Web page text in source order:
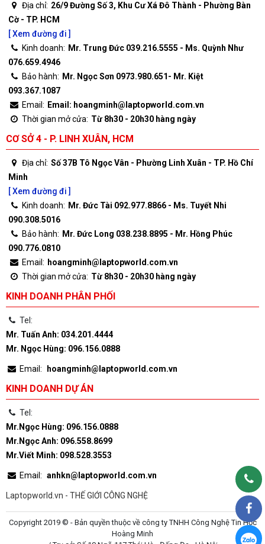
Địa chỉ: 26/9 Đường Số 3, Khu Cư Xá Đô Thành - Phường Bàn
Cờ - TP. HCM
[ Xem đường đi ]
Kinh doanh: Mr. Trung Đức 039.216.5555 - Ms. Quỳnh Như
076.659.4946
Bảo hành: Mr. Ngọc Sơn 0973.980.651- Mr. Kiệt
093.367.1087
Email: Email: hoangminh@laptopworld.com.vn
Thời gian mở cửa: Từ 8h30 - 20h30 hàng ngày
CƠ SỞ 4 - P. LINH XUÂN, HCM
Địa chỉ: Số 37B Tô Ngọc Vân - Phường Linh Xuân - TP. Hồ Chí
Minh
[ Xem đường đi ]
Kinh doanh: Mr. Đức Tài 092.977.8866 - Ms. Tuyết Nhi
090.308.5016
Bảo hành: Mr. Đức Long 038.238.8895 - Mr. Hồng Phúc
090.776.0810
Email: hoangminh@laptopworld.com.vn
Thời gian mở cửa: Từ 8h30 - 20h30 hàng ngày
KINH DOANH PHÂN PHỐI
Tel:
Mr. Tuấn Anh: 034.201.4444
Mr. Ngọc Hùng: 096.156.0888
Email: hoangminh@laptopworld.com.vn
KINH DOANH DỰ ÁN
Tel:
Mr.Ngọc Hùng: 096.156.0888
Mr.Ngọc Anh: 096.558.8699
Mr.Viết Minh: 098.528.3553
Email: anhkn@laptopworld.com.vn
Laptopworld.vn - THẾ GIỚI CÔNG NGHỆ
Copyright 2019 © - Bản quyền thuộc về công ty TNHH Công Nghệ Tin Học
Hoàng Minh